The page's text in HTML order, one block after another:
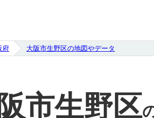
府 大阪市生野区の地図やデータ
市生野区